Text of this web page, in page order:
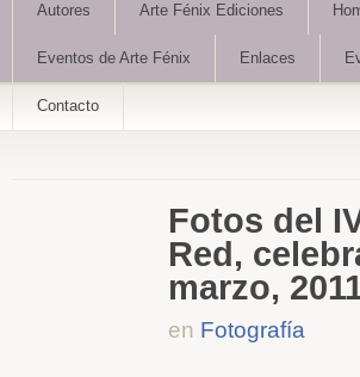
Autores Arte Fénix Ediciones
Eventos de Arte Fénix Enlaces
Contacto
Fotos del
Red,
marzo,
en Fotografía